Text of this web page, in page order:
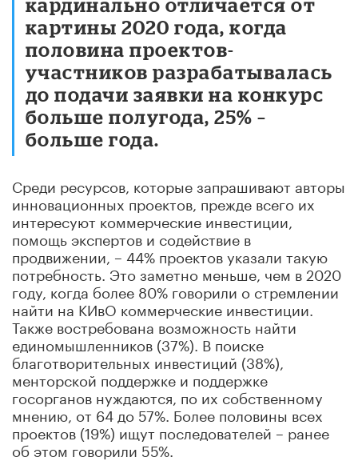
картины 2020 года, когда
половина проектов-
участников разрабатывалась
до подачи заявки на конкурс
больше полугода, 25% –
больше года.
Среди ресурсов, которые запрашивают авторы
инновационных проектов, прежде всего их
интересуют коммерческие инвестиции,
помощь экспертов и содействие в
продвижении, – 44% проектов указали такую
потребность. Это заметно меньше, чем в 2020
году, когда более 80% говорили о стремлении
найти на КИвО коммерческие инвестиции.
Также востребована возможность найти
единомышленников (37%). В поиске
благотворительных инвестиций (38%),
менторской поддержке и поддержке
госорганов нуждаются, по их собственному
мнению, от 64 до 57%. Более половины всех
проектов (19%) ищут последователей – ранее
об этом говорили 55%.